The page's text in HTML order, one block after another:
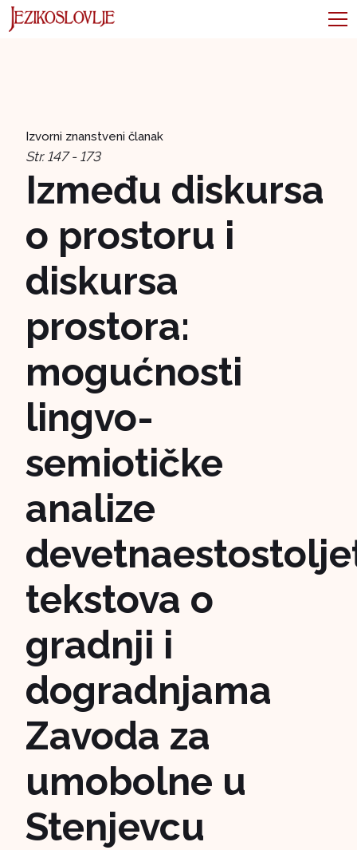
Izvorni znanstveni članak
Str. 147 - 173
Između diskursa
o prostoru i
diskursa
prostora:
mogućnosti
lingvo-
semiotičke
analize
tekstova o
gradnji i
dogradnjama
Zavoda za
umobolne u
Stenjevcu